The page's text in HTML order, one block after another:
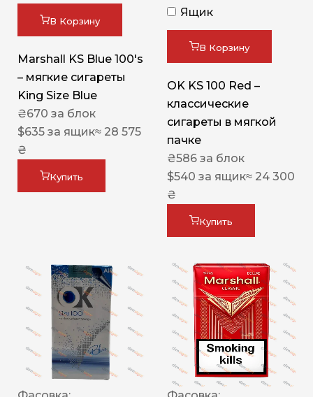
В Корзину
Marshall KS Blue 100's
– мягкие сигареты
King Size Blue
₴670 за блок
$635 за ящик≈ 28 575
₴
Купить
Ящик
В Корзину
OK KS 100 Red –
классические
сигареты в мягкой
пачке
₴586 за блок
$540 за ящик≈ 24 300
₴
Купить